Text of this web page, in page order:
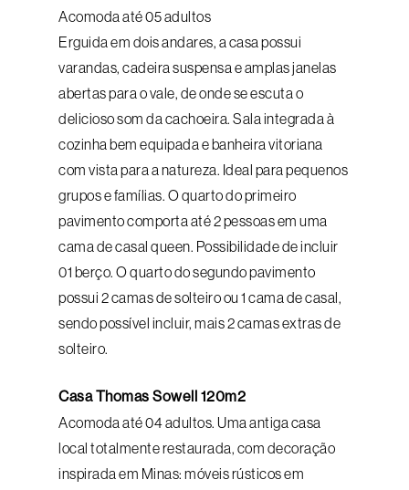
Acomoda até 05 adultos
Erguida em dois andares, a casa possui
varandas, cadeira suspensa e amplas janelas
abertas para o vale, de onde se escuta o
delicioso som da cachoeira. Sala integrada à
cozinha bem equipada e banheira vitoriana
com vista para a natureza. Ideal para pequenos
grupos e famílias. O quarto do primeiro
pavimento comporta até 2 pessoas em uma
cama de casal queen. Possibilidade de incluir
01 berço. O quarto do segundo pavimento
possui 2 camas de solteiro ou 1 cama de casal,
sendo possível incluir, mais 2 camas extras de
solteiro.
Casa Thomas Sowell 120m2
Acomoda até 04 adultos. Uma antiga casa
local totalmente restaurada, com decoração
inspirada em Minas: móveis rústicos em